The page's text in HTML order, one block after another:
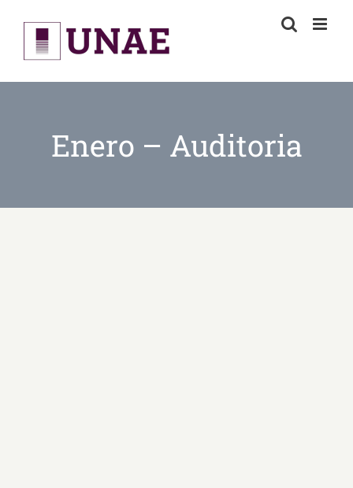
content
Enero – Auditoria